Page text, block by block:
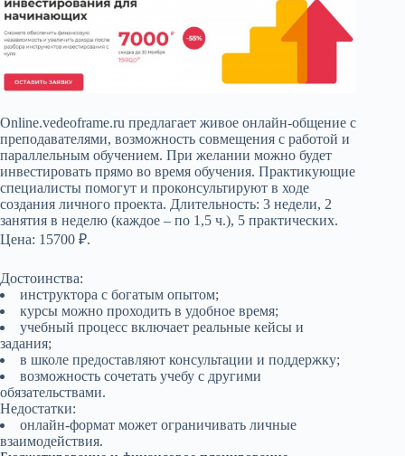
Online.vedeoframe.ru предлагает живое онлайн-общение с
преподавателями, возможность совмещения с работой и
параллельным обучением. При желании можно будет
инвестировать прямо во время обучения. Практикующие
специалисты помогут и проконсультируют в ходе
создания личного проекта. Длительность: 3 недели, 2
занятия в неделю (каждое – по 1,5 ч.), 5 практических.
Цена: 15700 ₽.
Достоинства:
инструктора с богатым опытом;
курсы можно проходить в удобное время;
учебный процесс включает реальные кейсы и
задания;
в школе предоставляют консультации и поддержку;
возможность сочетать учебу с другими
обязательствами.
Недостатки:
онлайн-формат может ограничивать личные
взаимодействия.